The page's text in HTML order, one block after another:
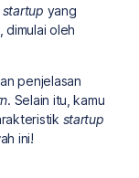
startup yang
dimulai oleh
penjelasan
. Selain itu, kamu
startup
ini!